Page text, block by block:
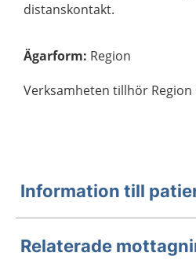
distanskontakt.
Ägarform: Region
Verksamheten tillhör
Information till
Relaterade